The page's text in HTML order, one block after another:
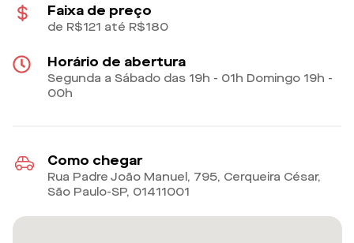
Faixa de preço
de R$121 até R$180
Horário de abertura
Segunda a Sábado das 19h - 01h Domingo 19h -
00h
Como chegar
Rua Padre João Manuel, 795, Cerqueira César,
São Paulo-SP, 01411001